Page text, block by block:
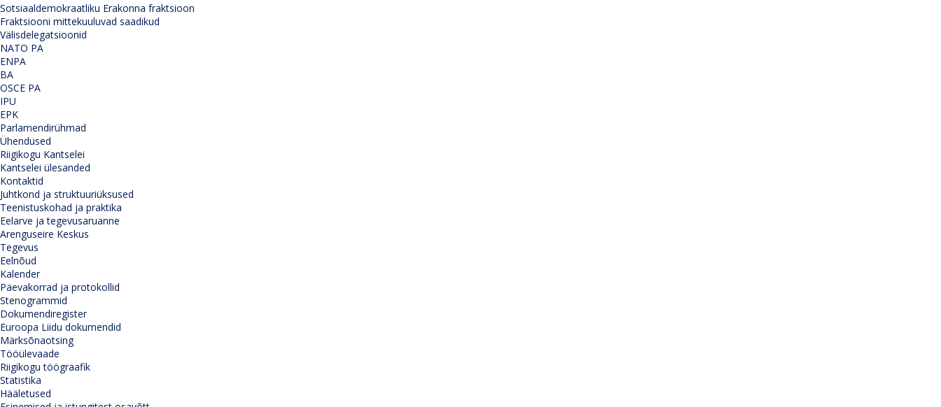
Sotsiaaldemokraatliku Erakonna fraktsioon
Fraktsiooni mittekuuluvad saadikud
Välisdelegatsioonid
NATO PA
ENPA
BA
OSCE PA
IPU
EPK
Parlamendirühmad
Ühendused
Riigikogu Kantselei
Kantselei ülesanded
Kontaktid
Juhtkond ja struktuuriüksused
Teenistuskohad ja praktika
Eelarve ja tegevusaruanne
Arenguseire Keskus
Tegevus
Eelnõud
Kalender
Päevakorrad ja protokollid
Stenogrammid
Dokumendiregister
Euroopa Liidu dokumendid
Märksõnaotsing
Tööülevaade
Riigikogu töögraafik
Statistika
Hääletused